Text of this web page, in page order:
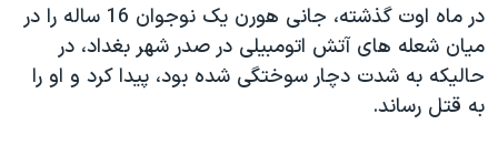
اقتصادی
علم و فناوری
اسرائیل در جنگ
حمله جمهوری اسلامی به اسرائیل
رمز مهسا
ورزش زنان در ایران
زبانهای مختلف
در ماه اوت گذشته، جانی هورن يک نوجوان 16 ساله را در
ميان ‏شعله های آتش اتومبيلی در صدر شهر بغداد، در
حاليکه به شدت ‏دچار سوختگی شده بود، پيدا کرد و او را
به قتل رساند. ‏